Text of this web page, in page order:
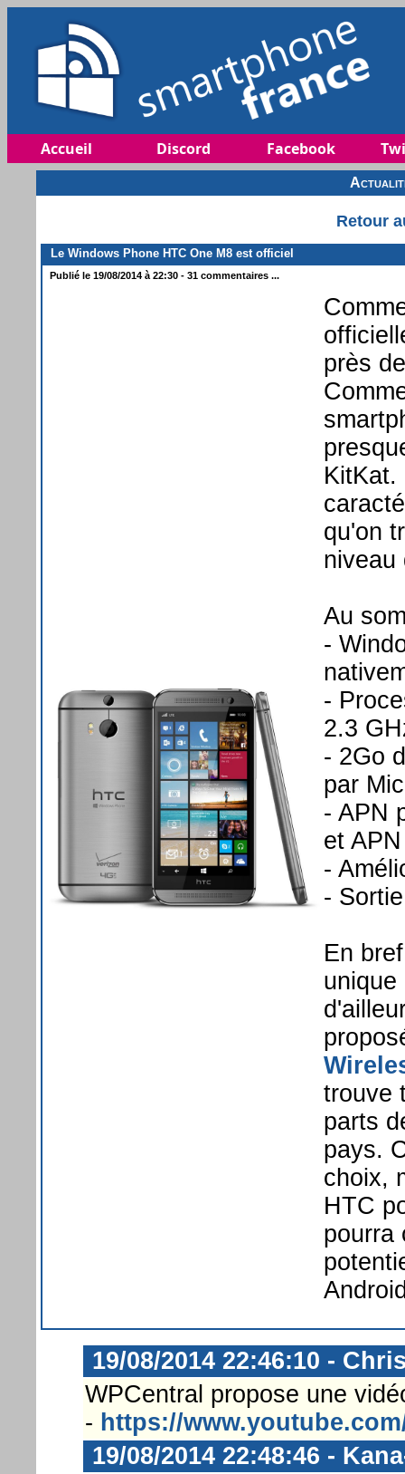
Accueil Discord Facebook
Retour
Le Windows Phone HTC One M8 est officiel
Publié le 19/08/2014 à 22:30 - 31 commentaires ...
près
qu'on
niveau
Au
-
-
2.3
- 2Go
par
- APN
et
-
-
En
unique
trouve
parts
pays.
choix,
HTC
pourra
19/08/2014 22:46:10 -
WPCentral propose une
- https://
19/08/2014 22:48:46 -